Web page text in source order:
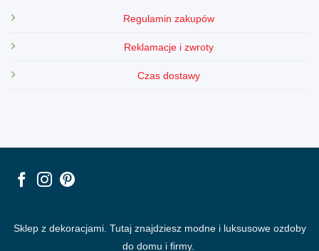
Regulamin zakupów
Reklamacje i zwroty
Czas dostawy
Sklep z dekoracjami. Tutaj znajdziesz modne i luksusowe ozdoby
do domu i firmy.